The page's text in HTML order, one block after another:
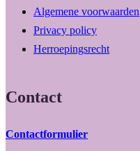
Algemene voorwaarden
Privacy policy
Herroepingsrecht
Contact
Contactformulier